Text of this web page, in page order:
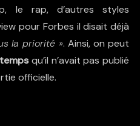
le rap, d’autres styles
pour Forbes il disait déjà
la priorité ». Ainsi, on peut
qu’il n’avait pas publié
officielle.